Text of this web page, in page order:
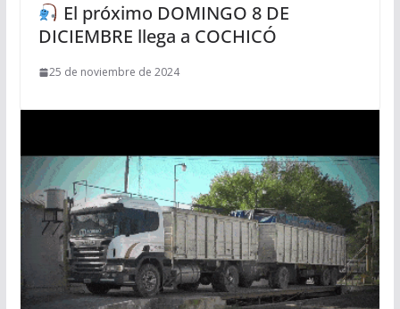
El próximo DOMINGO 8 DE
DICIEMBRE llega a COCHICÓ
25 de noviembre de 2024